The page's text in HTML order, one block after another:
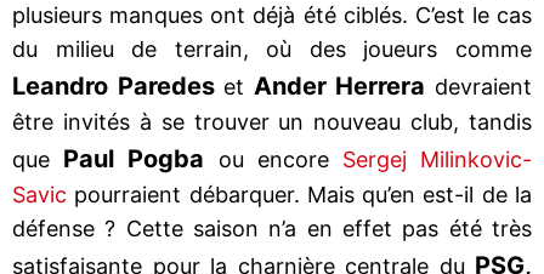
plusieurs manques ont déjà été ciblés. C’est le cas
du milieu de terrain, où des joueurs comme
Leandro Paredeset Ander Herrera devraient
être invités à se trouver un nouveau club, tandis
que Paul Pogba ou encore Sergej Milinkovic-
Savic pourraient débarquer. Mais qu’en est-il de la
défense ? Cette saison n’a en effet pas été très
satisfaisante pour la charnière centrale du PSG,